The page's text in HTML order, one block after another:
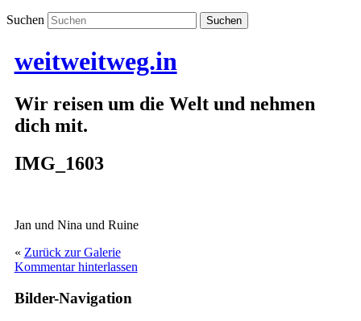
Suchen
weitweitweg.in
Wir reisen um die Welt und nehmen
dich mit.
IMG_1603
Jan und Nina und Ruine
« Zurück zur Galerie
Kommentar hinterlassen
Bilder-Navigation